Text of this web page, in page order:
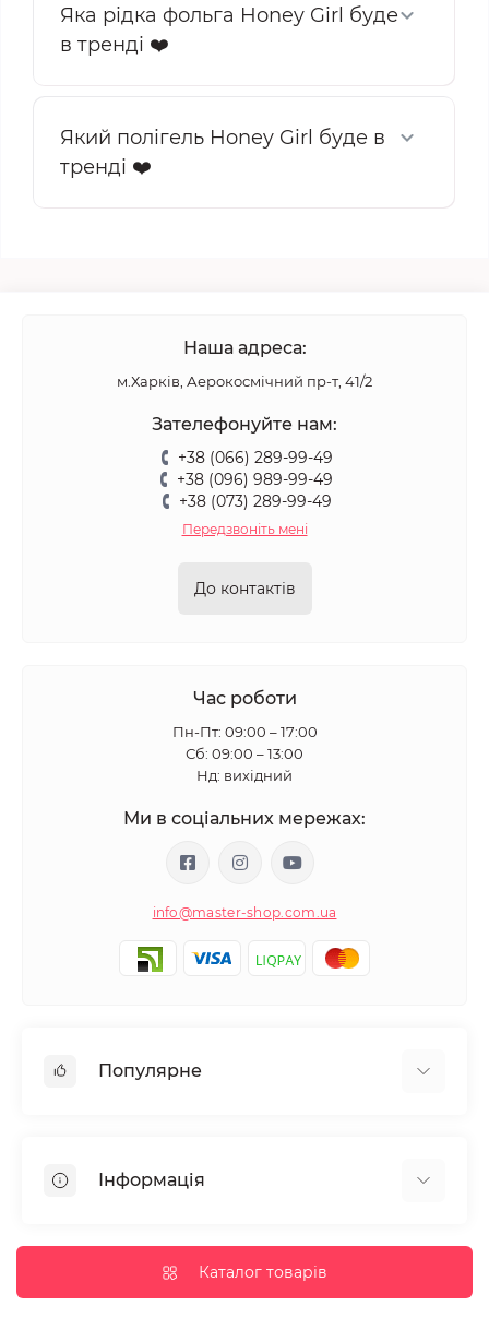
Яка рідка фольга Honey Girl буде
в тренді ❤️
Який полігель Honey Girl буде в
тренді ❤️
Наша адреса:
м.Харків, Аерокосмічний пр-т, 41/2
Зателефонуйте нам:
+38 (066) 289-99-49
+38 (096) 989-99-49
+38 (073) 289-99-49
Передзвоніть мені
До контактів
Час роботи
Пн-Пт: 09:00 – 17:00
Сб: 09:00 – 13:00
Нд: вихідний
Ми в соціальних мережах:
info@master-shop.com.ua
Популярне
Парафінотерапія
Вії та брови
Дезінфекція та стерилізація
Інформація
Доставка та оплата
Корисні статті
Каталог товарів